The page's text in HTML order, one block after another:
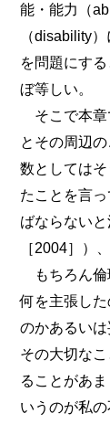
能・能力（
（disability
を問題にす
ぼ等しい。
そこで本章
とその周辺
数としては
たことを言
ばならない
［2004］）
もちろん倫
何を主張し
のかあるい
その大切な
ることがあ
いうのが私